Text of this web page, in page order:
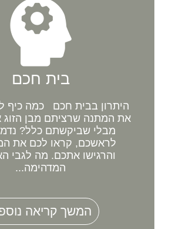
בית חכם
היתרון בבית חכם כמה כיף
את המתנה שרציתם מבן הזוג
מבלי שביקשתם כלל?
לראשכם, קראו לכם את
והרגישו אתכם. מה לגבי
המדהימה...
המשך קריאה